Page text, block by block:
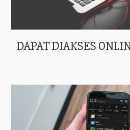
DAPAT DIAKSES